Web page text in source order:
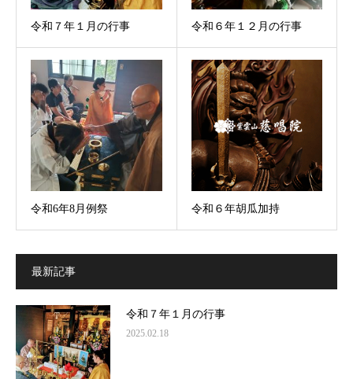
令和７年１月の行事 令和６年１２月の行事
令和6年8月例祭 令和６年胡瓜加持
最新記事
令和７年１月の行事
2025.02.18